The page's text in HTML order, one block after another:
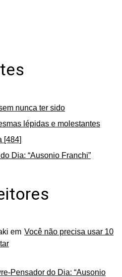
nunca ter sido
lépidas e molestantes
[484]
Dia: “Ausonio Franchi”
em Você não precisa usar 10
Pensador do Dia: “Ausonio